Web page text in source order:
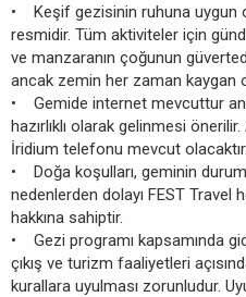
• Keşif gezisinin ruhuna uygun
resmidir. Tüm aktiviteler için
ve manzaranın çoğunun
ancak zemin her zaman kaygan
• Gemide internet mevcuttur
hazırlıklı olarak gelinmesi
İridium telefonu mevcut olacaktır.
• Doğa koşulları, geminin
nedenlerden dolayı FEST Travel
hakkına sahiptir.
• Gezi programı kapsamında
çıkış ve turizm faaliyetleri
kurallara uyulması zorunludur.